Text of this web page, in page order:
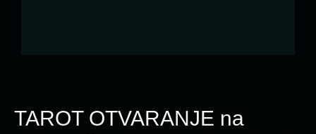
TAROT OTVARANJE na